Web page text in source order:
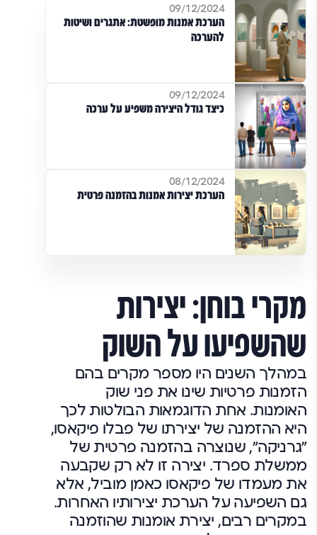
09/12/2024
הערכת אמנות מופשטת: אתגרים ושיטות
להערכה
09/12/2024
כיצד גודל היצירה משפיע על ערכה
08/12/2024
הערכת יצירות אמנות בהזמנה פרטית
מקרי בוחן: יצירות
שהשפיעו על השוק
במהלך השנים היו מספר מקרים בהם
הזמנות פרטיות שינו את פני שוק
האומנות. אחת הדוגמאות הבולטות לכך
היא ההזמנה של יצירתו של פבלו פיקאסו,
"גרניקה", שנוצרה בהזמנה פרטית של
ממשלת ספרד. יצירה זו לא רק שקבעה
את מעמדו של פיקאסו כאמן מוביל, אלא
גם השפיעה על הערכת יצירותיו האחרות.
במקרים רבים, יצירת אומנות שהוזמנה